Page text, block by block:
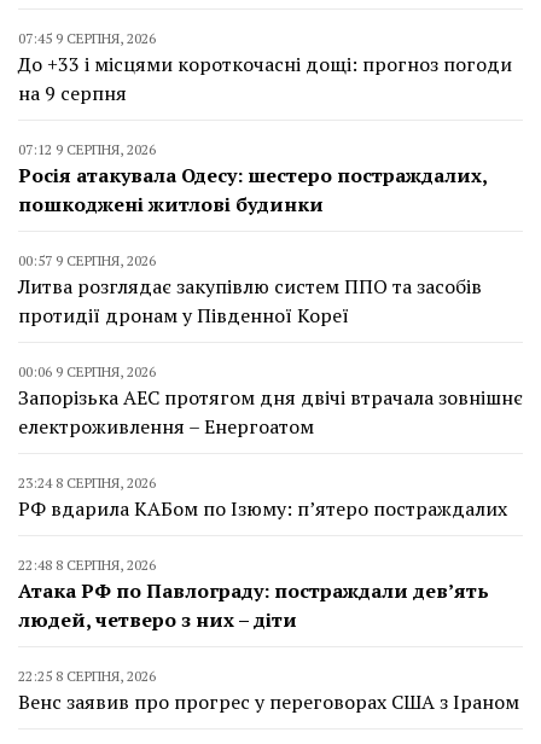
07:45 9 СЕРПНЯ, 2026
До +33 і місцями короткочасні дощі: прогноз погоди
на 9 серпня
07:12 9 СЕРПНЯ, 2026
Росія атакувала Одесу: шестеро постраждалих,
пошкоджені житлові будинки
00:57 9 СЕРПНЯ, 2026
Литва розглядає закупівлю систем ППО та засобів
протидії дронам у Південної Кореї
00:06 9 СЕРПНЯ, 2026
Запорізька АЕС протягом дня двічі втрачала зовнішнє
електроживлення – Енергоатом
23:24 8 СЕРПНЯ, 2026
РФ вдарила КАБом по Ізюму: п’ятеро постраждалих
22:48 8 СЕРПНЯ, 2026
Атака РФ по Павлограду: постраждали дев’ять
людей, четверо з них – діти
22:25 8 СЕРПНЯ, 2026
Венс заявив про прогрес у переговорах США з Іраном